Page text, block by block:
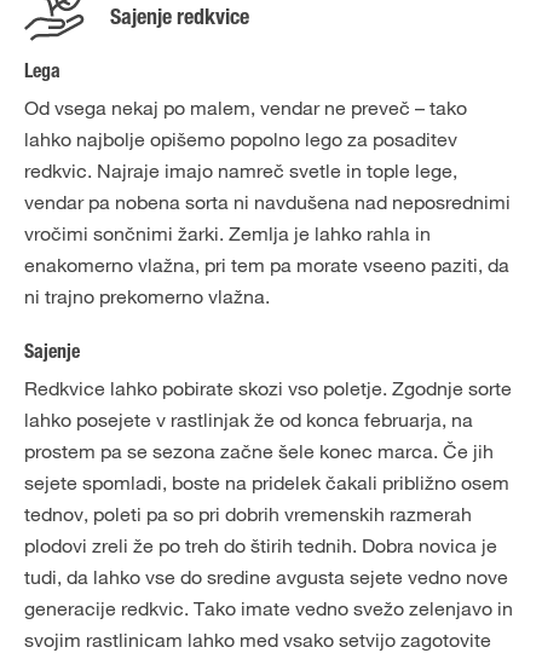
Sajenje redkvice
Lega
Od vsega nekaj po malem, vendar ne preveč – tako
lahko najbolje opišemo popolno lego za posaditev
redkvic. Najraje imajo namreč svetle in tople lege,
vendar pa nobena sorta ni navdušena nad neposrednimi
vročimi sončnimi žarki. Zemlja je lahko rahla in
enakomerno vlažna, pri tem pa morate vseeno paziti, da
ni trajno prekomerno vlažna.
Sajenje
Redkvice lahko pobirate skozi vso poletje. Zgodnje sorte
lahko posejete v rastlinjak že od konca februarja, na
prostem pa se sezona začne šele konec marca. Če jih
sejete spomladi, boste na pridelek čakali približno osem
tednov, poleti pa so pri dobrih vremenskih razmerah
plodovi zreli že po treh do štirih tednih. Dobra novica je
tudi, da lahko vse do sredine avgusta sejete vedno nove
generacije redkvic. Tako imate vedno svežo zelenjavo in
svojim rastlinicam lahko med vsako setvijo zagotovite